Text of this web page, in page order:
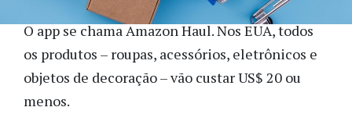
O app se chama Amazon Haul. Nos EUA, todos
os produtos – roupas, acessórios, eletrônicos e
objetos de decoração – vão custar US$ 20 ou
menos.